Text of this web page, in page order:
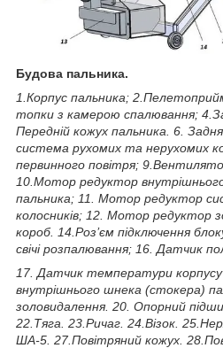
Будова пальника.
1.Корпус пальника;
топки з камерою спалювання;
Передній кожух пальника. 6.
система рухомих та нерухомих
первинного повітря;
10.Мотор редуктор
пальника; 11. Мотор редуктор
колосників; 12. Мотор редуктор
короб. 14.Роз’єм підключення
свічі розпалювання; 16. Датчик
17. Датчик температури корпусу
внутрішнього шнека (стокера)
золовидалення. 20. Опорний
22.Тяга. 23.Ричаг. 24.Візок.
ША-5. 27.Повітряний кожух.